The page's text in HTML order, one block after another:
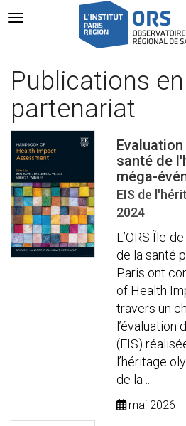
Navigation Toggle
Publications en
partenariat
santé de
méga-
EIS de
2024
L’ORS Île-
de la santé
Paris ont
of Health
travers un
l’évaluation
(EIS)
l’héritage
de la ...
mai 2026